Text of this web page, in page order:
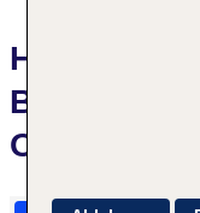
Oberbayern